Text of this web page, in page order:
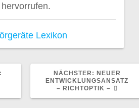
hervorrufen.
Lexikon
NÄCHSTER: NÄCHSTER
BEITRAG:
NEUER
ENTWICKLUNGSANSATZ
– RICHTOPTIK –